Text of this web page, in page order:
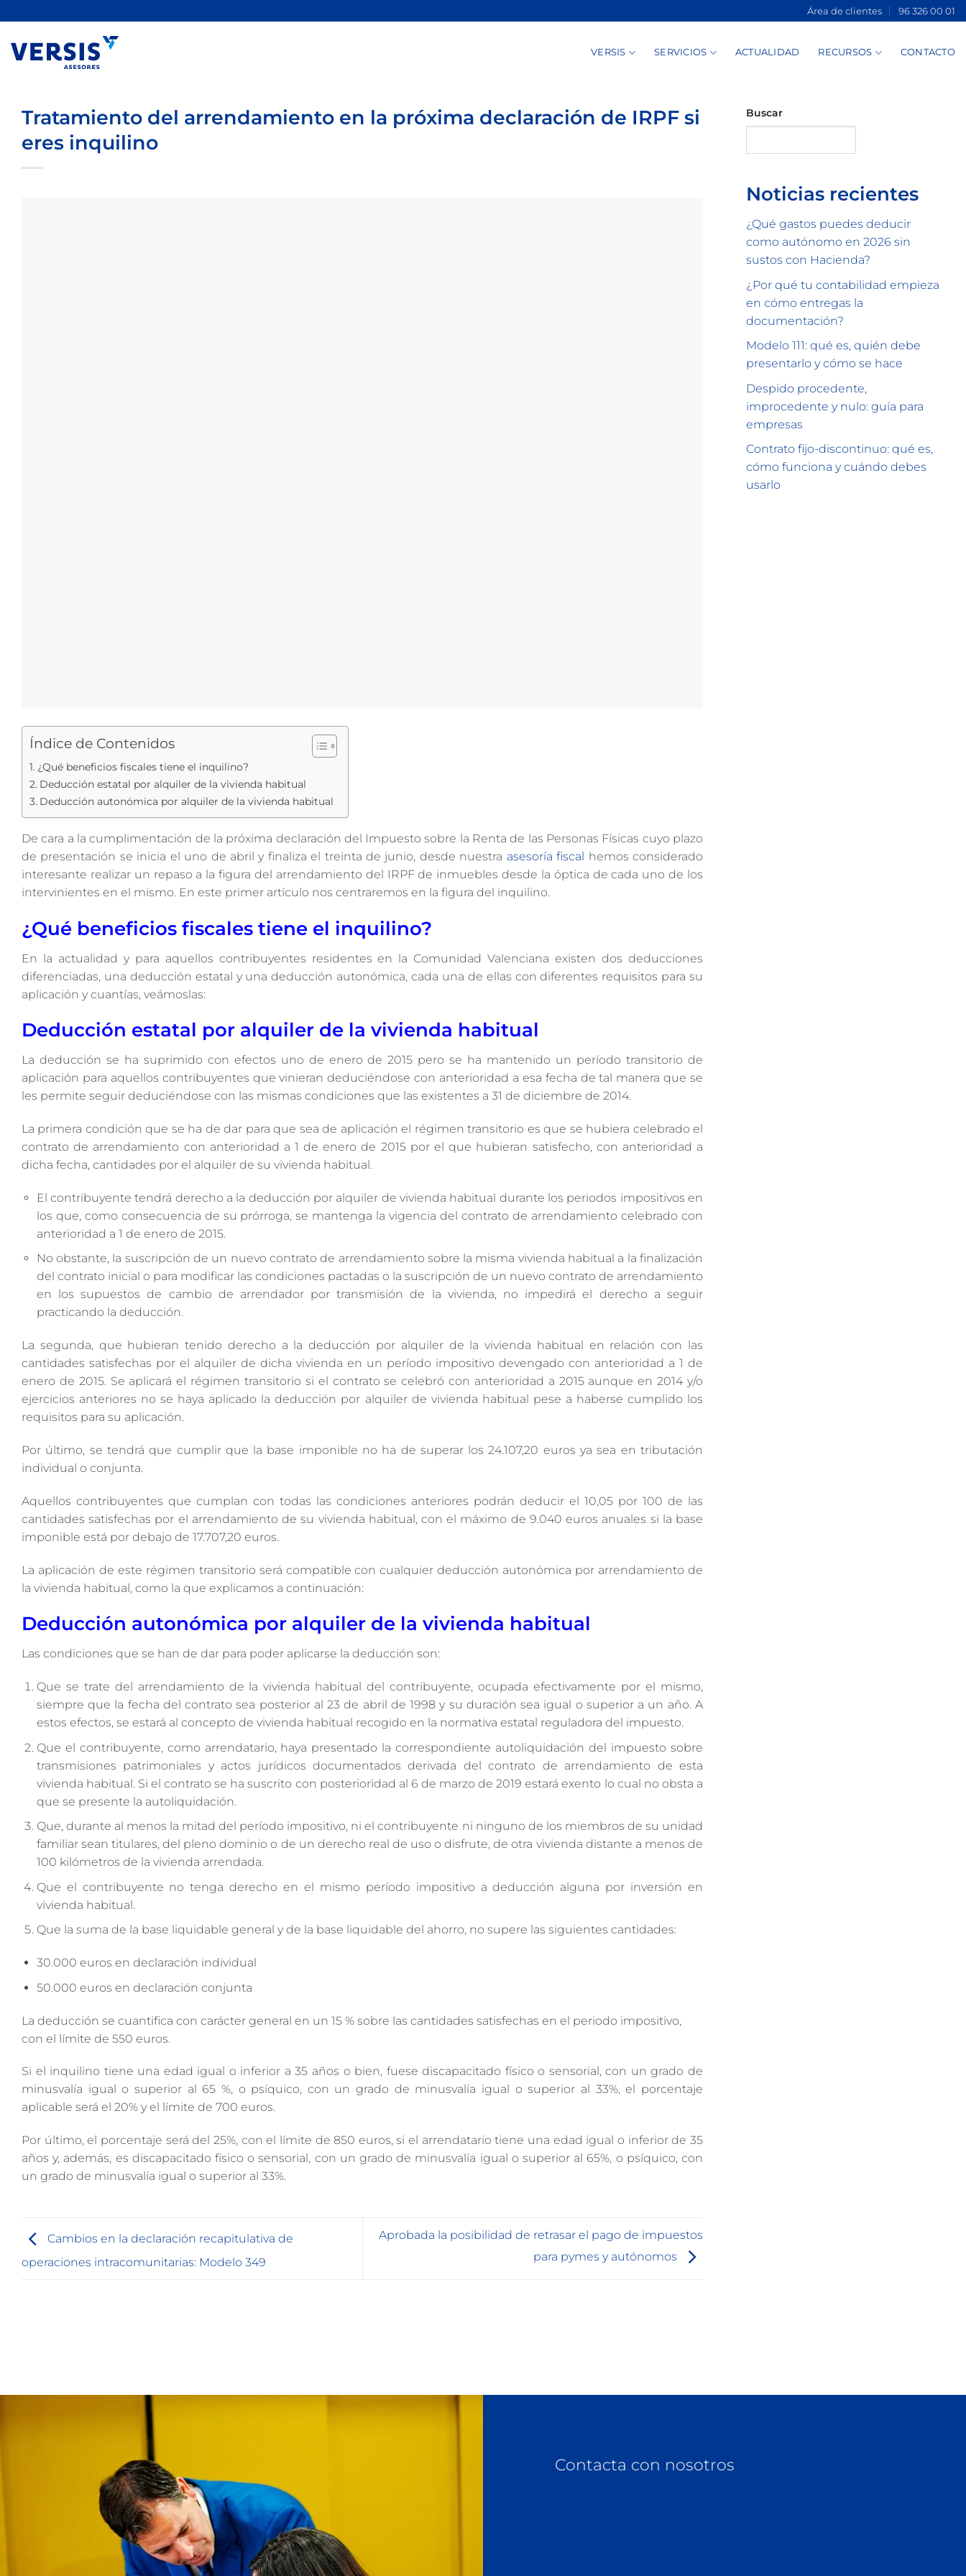
contenido
Área de clientes 96 326 00 01
VERSIS SERVICIOS ACTUALIDAD RECURSOS CONTACTO
Tratamiento del arrendamiento en la próxima declaración de IRPF si
eres inquilino
Índice de Contenidos
¿Qué beneficios fiscales tiene el inquilino?
Deducción estatal por alquiler de la vivienda habitual
Deducción autonómica por alquiler de la vivienda habitual
De cara a la cumplimentación de la próxima declaración del Impuesto sobre la Renta de las Personas Físicas cuyo plazo
de presentación se inicia el uno de abril y finaliza el treinta de junio, desde nuestra asesoría fiscal hemos considerado
interesante realizar un repaso a la figura del arrendamiento del IRPF de inmuebles desde la óptica de cada uno de los
intervinientes en el mismo. En este primer artículo nos centraremos en la figura del inquilino.
¿Qué beneficios fiscales tiene el inquilino?
En la actualidad y para aquellos contribuyentes residentes en la Comunidad Valenciana existen dos deducciones
diferenciadas, una deducción estatal y una deducción autonómica, cada una de ellas con diferentes requisitos para su
aplicación y cuantías, veámoslas:
Deducción estatal por alquiler de la vivienda habitual
La deducción se ha suprimido con efectos uno de enero de 2015 pero se ha mantenido un período transitorio de
aplicación para aquellos contribuyentes que vinieran deduciéndose con anterioridad a esa fecha de tal manera que se
les permite seguir deduciéndose con las mismas condiciones que las existentes a 31 de diciembre de 2014.
La primera condición que se ha de dar para que sea de aplicación el régimen transitorio es que se hubiera celebrado el
contrato de arrendamiento con anterioridad a 1 de enero de 2015 por el que hubieran satisfecho, con anterioridad a
dicha fecha, cantidades por el alquiler de su vivienda habitual.
El contribuyente tendrá derecho a la deducción por alquiler de vivienda habitual durante los periodos impositivos en
los que, como consecuencia de su prórroga, se mantenga la vigencia del contrato de arrendamiento celebrado con
anterioridad a 1 de enero de 2015.
No obstante, la suscripción de un nuevo contrato de arrendamiento sobre la misma vivienda habitual a la finalización
del contrato inicial o para modificar las condiciones pactadas o la suscripción de un nuevo contrato de arrendamiento
en los supuestos de cambio de arrendador por transmisión de la vivienda, no impedirá el derecho a seguir
practicando la deducción.
La segunda, que hubieran tenido derecho a la deducción por alquiler de la vivienda habitual en relación con las
cantidades satisfechas por el alquiler de dicha vivienda en un período impositivo devengado con anterioridad a 1 de
enero de 2015. Se aplicará el régimen transitorio si el contrato se celebró con anterioridad a 2015 aunque en 2014 y/o
ejercicios anteriores no se haya aplicado la deducción por alquiler de vivienda habitual pese a haberse cumplido los
requisitos para su aplicación.
Por último, se tendrá que cumplir que la base imponible no ha de superar los 24.107,20 euros ya sea en tributación
individual o conjunta.
Aquellos contribuyentes que cumplan con todas las condiciones anteriores podrán deducir el 10,05 por 100 de las
cantidades satisfechas por el arrendamiento de su vivienda habitual, con el máximo de 9.040 euros anuales si la base
imponible está por debajo de 17.707,20 euros.
La aplicación de este régimen transitorio será compatible con cualquier deducción autonómica por arrendamiento de
la vivienda habitual, como la que explicamos a continuación:
Deducción autonómica por alquiler de la vivienda habitual
Las condiciones que se han de dar para poder aplicarse la deducción son:
Que se trate del arrendamiento de la vivienda habitual del contribuyente, ocupada efectivamente por el mismo,
siempre que la fecha del contrato sea posterior al 23 de abril de 1998 y su duración sea igual o superior a un año. A
estos efectos, se estará al concepto de vivienda habitual recogido en la normativa estatal reguladora del impuesto.
Que el contribuyente, como arrendatario, haya presentado la correspondiente autoliquidación del impuesto sobre
transmisiones patrimoniales y actos jurídicos documentados derivada del contrato de arrendamiento de esta
vivienda habitual. Si el contrato se ha suscrito con posterioridad al 6 de marzo de 2019 estará exento lo cual no obsta a
que se presente la autoliquidación.
Que, durante al menos la mitad del período impositivo, ni el contribuyente ni ninguno de los miembros de su unidad
familiar sean titulares, del pleno dominio o de un derecho real de uso o disfrute, de otra vivienda distante a menos de
100 kilómetros de la vivienda arrendada.
Que el contribuyente no tenga derecho en el mismo período impositivo a deducción alguna por inversión en
vivienda habitual.
Que la suma de la base liquidable general y de la base liquidable del ahorro, no supere las siguientes cantidades:
30.000 euros en declaración individual
50.000 euros en declaración conjunta
La deducción se cuantifica con carácter general en un 15 % sobre las cantidades satisfechas en el periodo impositivo,
con el límite de 550 euros.
Si el inquilino tiene una edad igual o inferior a 35 años o bien, fuese discapacitado físico o sensorial, con un grado de
minusvalía igual o superior al 65 %, o psíquico, con un grado de minusvalía igual o superior al 33%, el porcentaje
aplicable será el 20% y el límite de 700 euros.
Por último, el porcentaje será del 25%, con el límite de 850 euros, si el arrendatario tiene una edad igual o inferior de 35
años y, además, es discapacitado físico o sensorial, con un grado de minusvalía igual o superior al 65%, o psíquico, con
un grado de minusvalía igual o superior al 33%.
Cambios en la declaración recapitulativa de
operaciones intracomunitarias: Modelo 349
Aprobada la posibilidad de retrasar el pago de impuestos
para pymes y autónomos
Buscar
Noticias recientes
¿Qué gastos puedes deducir
como autónomo en 2026 sin
sustos con Hacienda?
¿Por qué tu contabilidad empieza
en cómo entregas la
documentación?
Modelo 111: qué es, quién debe
presentarlo y cómo se hace
Despido procedente,
improcedente y nulo: guía para
empresas
Contrato fijo-discontinuo: qué es,
cómo funciona y cuándo debes
usarlo
Contacta con nosotros